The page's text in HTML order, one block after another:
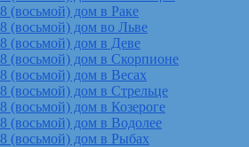
8 (восьмой) дом в Раке
8 (восьмой) дом во Льве
8 (восьмой) дом в Деве
8 (восьмой) дом в Скорпионе
8 (восьмой) дом в Весах
8 (восьмой) дом в Стрельце
8 (восьмой) дом в Козероге
8 (восьмой) дом в Водолее
8 (восьмой) дом в Рыбах